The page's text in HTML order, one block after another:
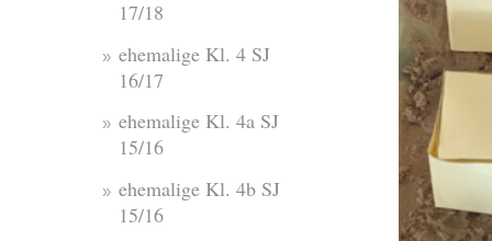
17/18
ehemalige Kl. 4 SJ
16/17
ehemalige Kl. 4a SJ
15/16
ehemalige Kl. 4b SJ
15/16